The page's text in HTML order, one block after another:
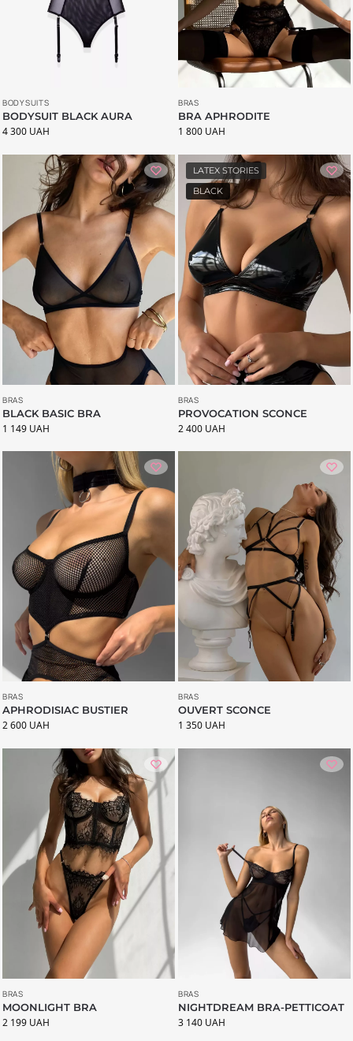
BODYSUITS
BODYSUIT BLACK AURA
4 300 UAH
BRAS
BRA APHRODITE
1 800 UAH
BRAS
BLACK BASIC BRA
1 149 UAH
LATEX STORIES
BLACK
BRAS
PROVOCATION SCONCE
2 400 UAH
BRAS
APHRODISIAC BUSTIER
2 600 UAH
BRAS
OUVERT SCONCE
1 350 UAH
BRAS
MOONLIGHT BRA
2 199 UAH
BRAS
NIGHTDREAM BRA-PETTICOAT
3 140 UAH